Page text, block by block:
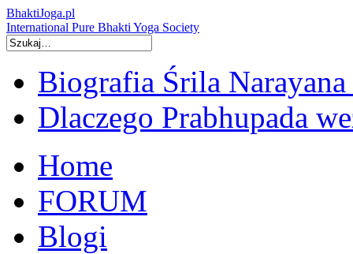
BhaktiJoga.pl
International Pure Bhakti Yoga Society
Biografia Śrila
Dlaczego Prabhupada
Home
FORUM
Blogi